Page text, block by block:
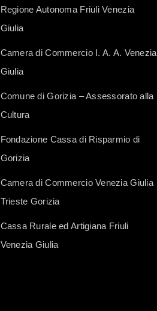
Regione Autonoma Friuli Venezia
Giulia
Camera di Commercio I. A. A. Venezia
Giulia
Comune di Gorizia – Assessorato alla
Cultura
Fondazione Cassa di Risparmio di
Gorizia
Camera di Commercio Venezia Giulia
Trieste Gorizia
Cassa Rurale ed Artigiana Friuli
Venezia Giulia